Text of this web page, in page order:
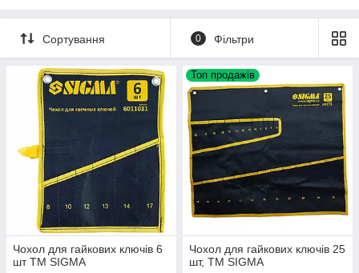
Сортування 0 Фільтри
Чохол для гайкових ключів 6
шт ТМ SIGMA
Топ продажів
Чохол для гайкових ключів 25
шт, TM SIGMA